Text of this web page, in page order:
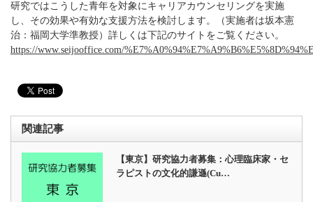
研究ではこうした青年を対象にキャリアカウンセリングを実施
し、その効果や有効な支援方法を検討します。（実施者は坂本憲
治：福岡大学準教授）詳しくは下記のサイトをご覧ください。
https://www.seijooffice.com/
関連記事
【東京】研究協力者募集：心理臨床家・セ
ラピストの文化的謙遜(Cu…